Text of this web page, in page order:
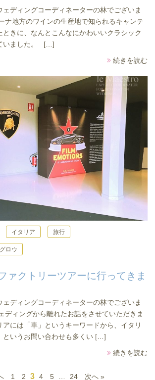
ェディングコーディネーターの林でございま
ナ地方のワインの生産地で知られるキャンテ
ときに、なんとこんなにかわいいクラシック
いました。 […]
続きを読む
イタリア 旅行
ロウ
ァクトリーツアーに行ってきま
ェディングコーディネーターの林でございま
ディングから離れたお話をさせていただきま
には「車」というキーワードから、イタリ
というお問い合わせも多くい […]
続きを読む
1 2 3 4 5 24 次へ »